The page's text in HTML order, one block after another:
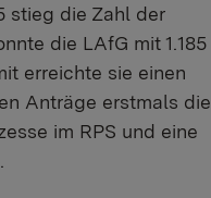
stieg die Zahl der
die LAfG mit 1.185
erreichte sie einen
Anträge erstmals die
im RPS und eine